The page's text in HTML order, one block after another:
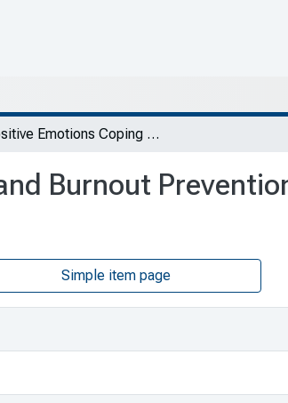
Positive Emotions Coping on Stress and Burnout Prevention. A Pilot Trial of an Emotional Expression Game Intervention
Burnout
Simple item page